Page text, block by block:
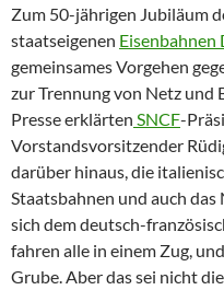
Zum 50-jährigen Jubiläum
staatseigenen Eisenbahnen
gemeinsames Vorgehen
zur Trennung von Netz und
Presse erklärten SNCF-
Vorstandsvorsitzender
darüber hinaus, die
Staatsbahnen und auch
sich dem deutsch-
fahren alle in einem Zug,
Grube. Aber das sei nicht